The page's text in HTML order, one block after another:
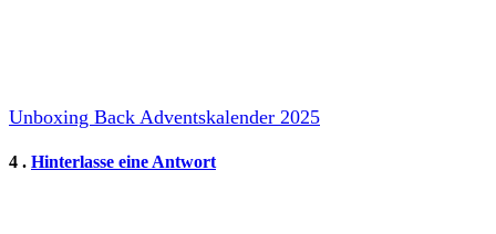
Unboxing Back Adventskalender 2025
4 Kommentare
. Hinterlasse eine Antwort